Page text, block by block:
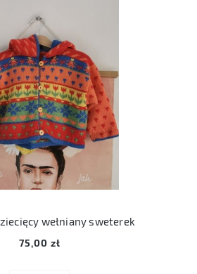
wełniany sweterek
75,00 zł